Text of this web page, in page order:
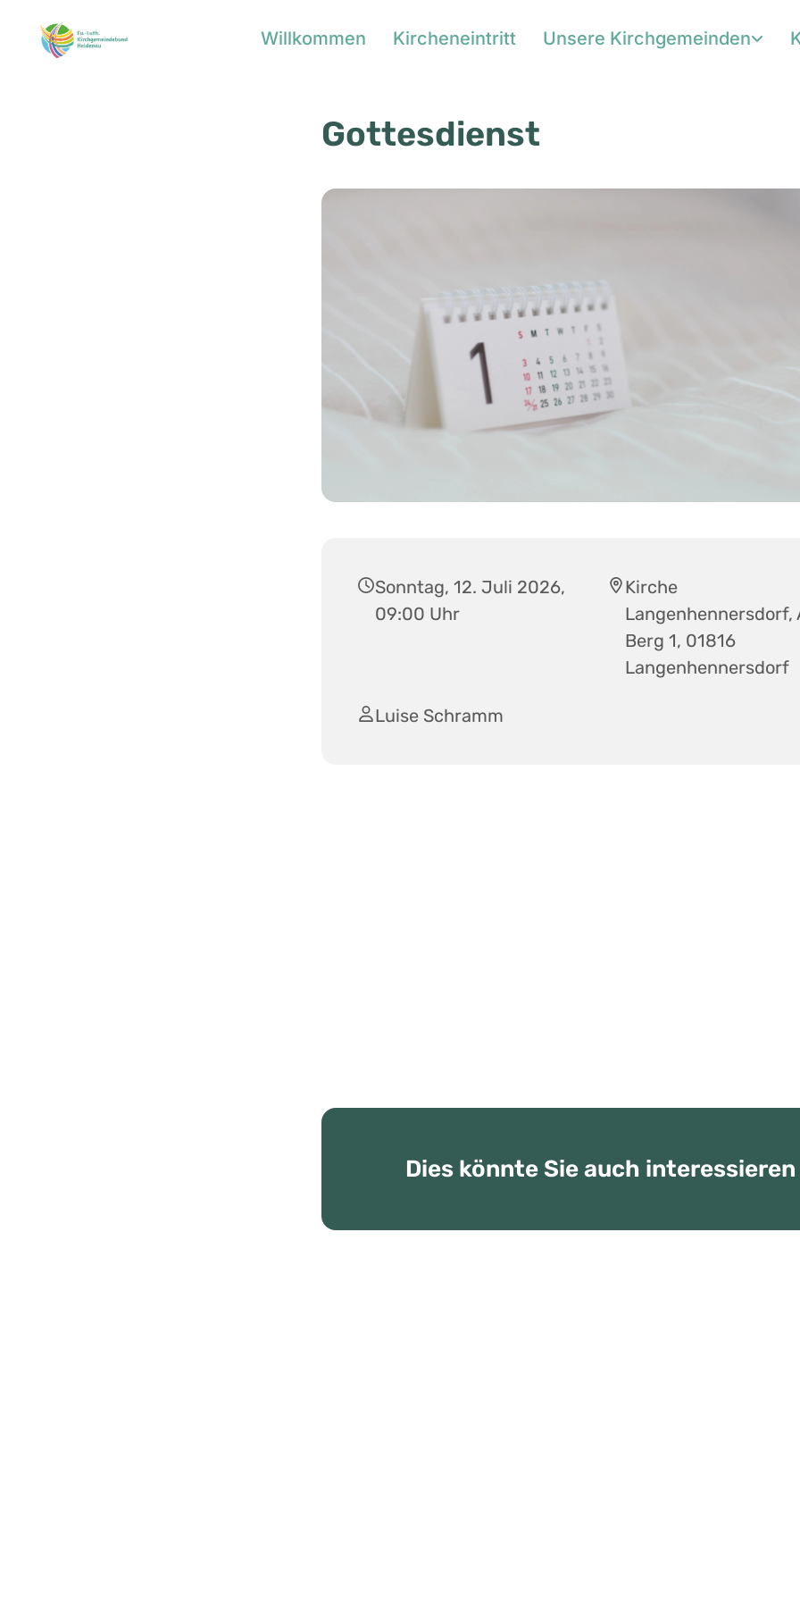
Willkommen Kircheneintritt Unsere Kirchgemeinden
Gottesdienst
Sonntag, 12. Juli 2026,
09:00 Uhr
Kirche
Langenhennersdorf,
Berg 1, 01816
Langenhennersdorf
Luise Schramm
Dies könnte Sie auch interessieren